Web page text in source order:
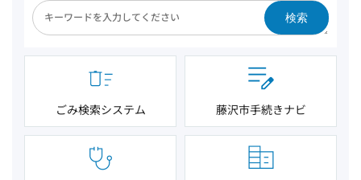
検索
ごみ検索システム 藤沢市手続きナビ